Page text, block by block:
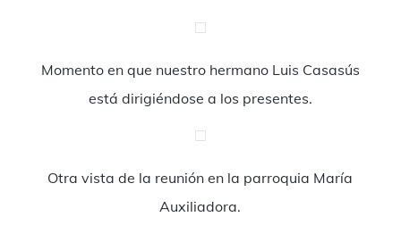
Momento en que nuestro hermano Luis Casasús
está dirigiéndose a los presentes.
Otra vista de la reunión en la parroquia María
Auxiliadora.